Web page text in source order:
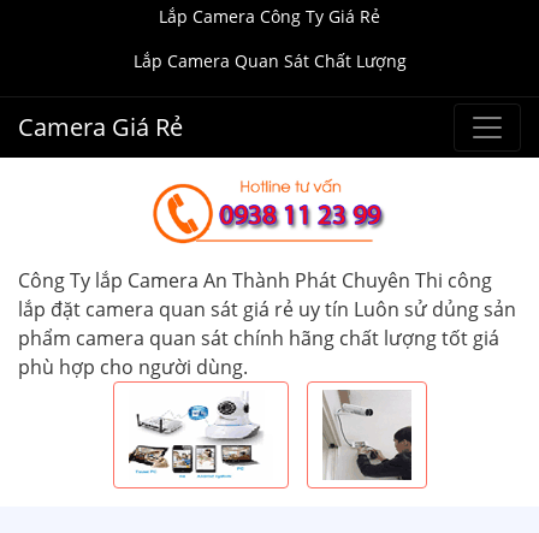
Lắp Camera Công Ty Giá Rẻ
Lắp Camera Quan Sát Chất Lượng
Camera Giá Rẻ
Công Ty lắp Camera An Thành Phát Chuyên Thi công
lắp đặt camera quan sát giá rẻ uy tín Luôn sử dủng sản
phẩm camera quan sát chính hãng chất lượng tốt giá
phù hợp cho người dùng.